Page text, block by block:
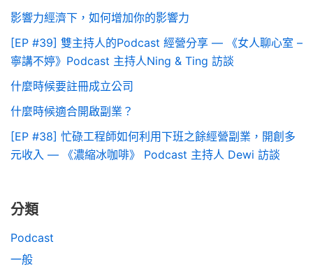
影響力經濟下，如何增加你的影響力
[EP #39] 雙主持人的Podcast 經營分享 — 《女人聊心室 –
寧講不婷》Podcast 主持人Ning & Ting 訪談
什麼時候要註冊成立公司
什麼時候適合開啟副業？
[EP #38] 忙碌工程師如何利用下班之餘經營副業，開創多
元收入 — 《濃縮冰咖啡》 Podcast 主持人 Dewi 訪談
分類
Podcast
一般